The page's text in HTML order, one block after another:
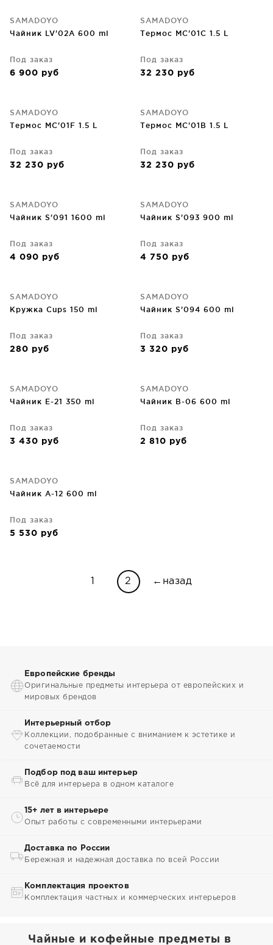
SAMADOYO
Чайник LV'02A 600 ml
Под заказ
6 900 руб
SAMADOYO
Термос MC'01C 1.5 L
Под заказ
32 230 руб
SAMADOYO
Термос MC'01F 1.5 L
Под заказ
32 230 руб
SAMADOYO
Термос MC'01B 1.5 L
Под заказ
32 230 руб
SAMADOYO
Чайник S'091 1600 ml
Под заказ
4 090 руб
SAMADOYO
Чайник S'093 900 ml
Под заказ
4 750 руб
SAMADOYO
Кружка Cups 150 ml
Под заказ
280 руб
SAMADOYO
Чайник S'094 600 ml
Под заказ
3 320 руб
SAMADOYO
Чайник E-21 350 ml
Под заказ
3 430 руб
SAMADOYO
Чайник B-06 600 ml
Под заказ
2 810 руб
SAMADOYO
Чайник A-12 600 ml
Под заказ
5 530 руб
2 ←назад
Европейские бренды
Оригинальные предметы интерьера от европейских и
мировых брендов
Интерьерный отбор
Коллекции, подобранные с вниманием к эстетике и
сочетаемости
Подбор под ваш интерьер
Всё для интерьера в одном каталоге
15+ лет в интерьере
Опыт работы с современными интерьерами
Доставка по России
Бережная и надежная доставка по всей России
Комплектация проектов
Комплектация частных и коммерческих интерьеров
Чайные и кофейные предметы в